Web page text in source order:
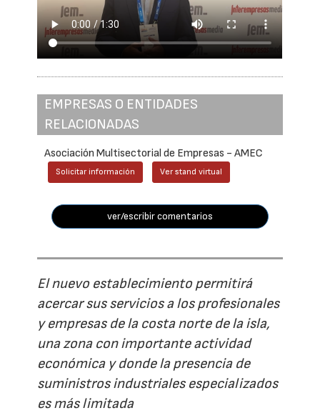
EMPRESAS O ENTIDADES
RELACIONADAS
Asociación Multisectorial de Empresas - AMEC
Solicitar información Ver stand virtual
ver/escribir comentarios
El nuevo establecimiento permitirá
acercar sus servicios a los profesionales
y empresas de la costa norte de la isla,
una zona con importante actividad
económica y donde la presencia de
suministros industriales especializados
es más limitada